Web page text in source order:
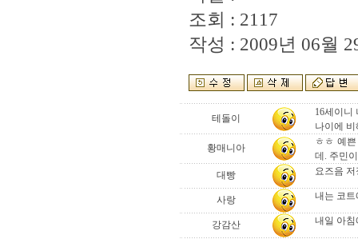
조회 : 2117
작성 : 2009년 06월
테돌이
16세이니
나이에 비
황매니아
ㅎㅎ 예
데. 주민
대빵
요즈음
사랑 내는 코
강감산 내일 아침